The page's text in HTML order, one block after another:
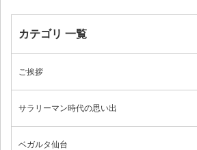
お問い合わせ
ブログ
カテゴリ 一覧
ご挨拶
サラリーマン時代の思い出
ベガルタ仙台